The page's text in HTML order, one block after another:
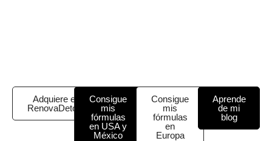
Adquiere el
RenovaDetox
Consigue
mis
fórmulas
en USA y
México
Consigue
mis
fórmulas
en
Europa
Aprende
de mi
blog